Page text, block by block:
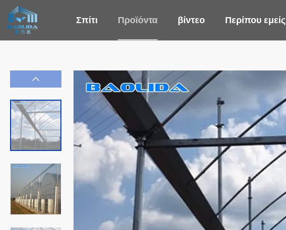
Σπίτι Προϊόντα βίντεο Περίπου εμείς